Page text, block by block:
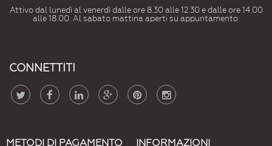
Attivo dal lunedì al venerdì dalle ore 8.30 alle 12.30 e dalle ore 14.00
alle 18.00. Al sabato mattina aperti su appuntamento.
CONNETTITI
METODI DI PAGAMENTO INFORMAZIONI